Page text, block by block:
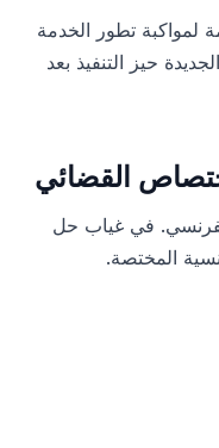
لمواكبة تطور الخدمة
حيز التنفيذ بعد
في غياب حل
المختصة.